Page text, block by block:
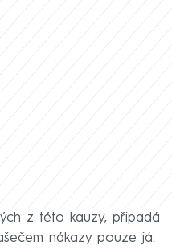
z této kauzy, připadá
nákazy pouze já.